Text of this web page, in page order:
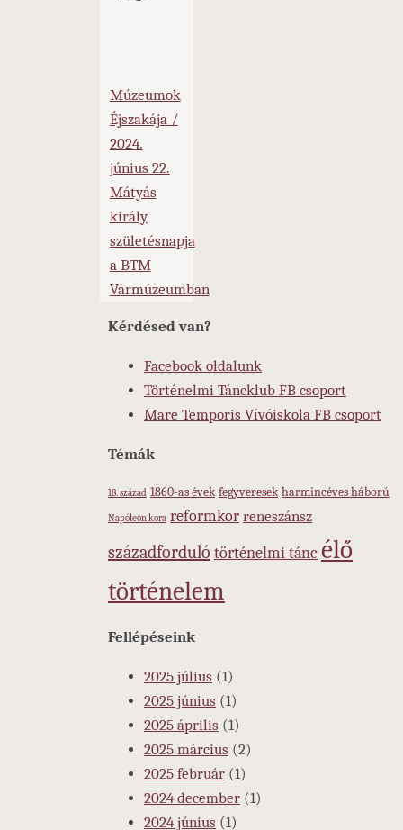
Múzeumok
Éjszakája /
2024.
június 22.
Mátyás
király
születésnapja
a BTM
Vármúzeumban
Kérdésed van?
Facebook oldalunk
Történelmi Táncklub FB csoport
Mare Temporis Vívóiskola FB csoport
Témák
18. század 1860-as évek fegyveresek harmincéves háború
Napóleon kora reformkor reneszánsz
századforduló történelmi tánc élő
történelem
Fellépéseink
2025 július (1)
2025 június (1)
2025 április (1)
2025 március (2)
2025 február (1)
2024 december (1)
2024 június (1)